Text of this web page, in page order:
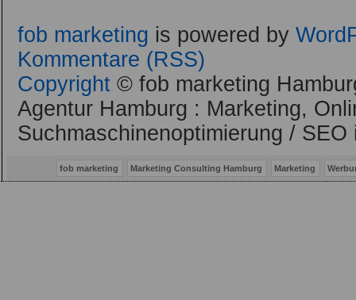
fob marketing is powered by
Kommentare (RSS)
Copyright © fob marketing
Agentur Hamburg : Marketing,
Suchmaschinenoptimierung / SEO
fob marketing Marketing Consulting Hamburg Marketing